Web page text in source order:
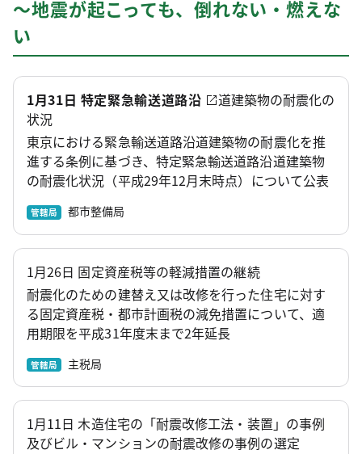
～地震が起こっても、倒れない・燃えな
い
1月31日 特定緊急輸送道路沿
道建築物の耐震化の
状況
東京における緊急輸送道路沿道建築物の耐震化を推
進する条例に基づき、特定緊急輸送道路沿道建築物
の耐震化状況（平成29年12月末時点）について公表
管轄局 都市整備局
1月26日 固定資産税等の軽減措置の継続
耐震化のための建替え又は改修を行った住宅に対す
る固定資産税・都市計画税の減免措置について、適
用期限を平成31年度末まで2年延長
管轄局 主税局
1月11日 木造住宅の「耐震改修工法・装置」の事例
及びビル・マンションの耐震改修の事例の選定